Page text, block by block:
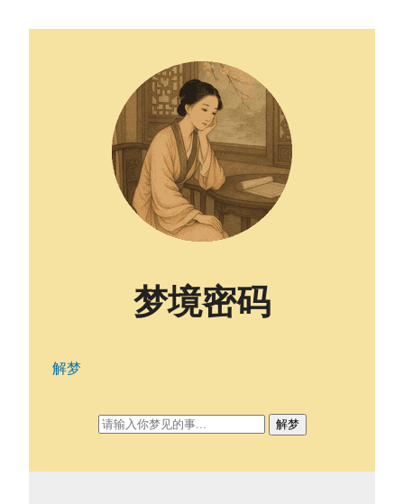
梦境密码
解梦
解梦